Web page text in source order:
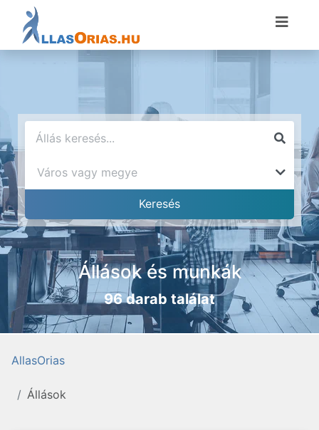
Állások és munkák
96 darab találat
AllasOrias
Állások